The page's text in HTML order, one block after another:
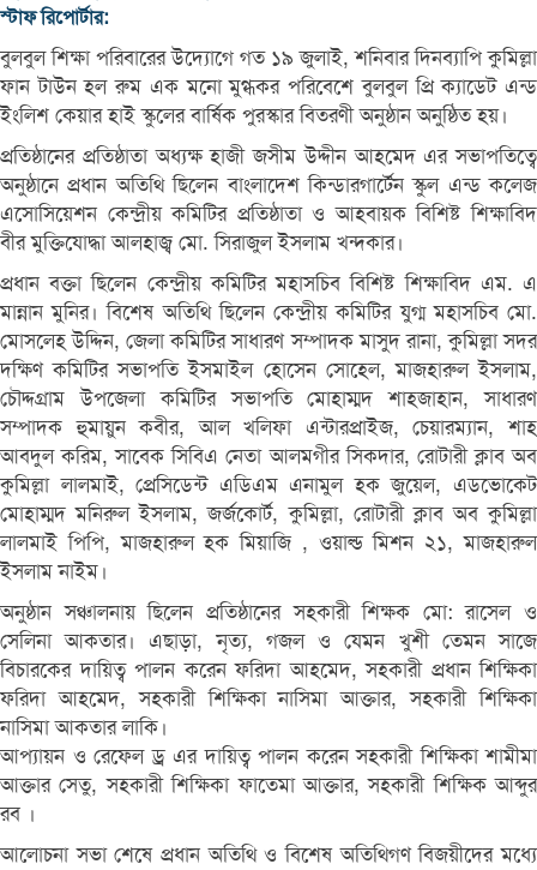
স্টাফ রিপোর্টার:
বুলবুল শিক্ষা পরিবারের উদ্যোগে গত ১৯ জুলাই, শনিবার দিনব্যাপি কুমিল্লা
ফান টাউন হল রুম এক মনো মুগ্ধকর পরিবেশে বুলবুল প্রি ক্যাডেট এন্ড
ইংলিশ কেয়ার হাই স্কুলের বার্ষিক পুরস্কার বিতরণী অনুষ্ঠান অনুষ্ঠিত হয়।
প্রতিষ্ঠানের প্রতিষ্ঠাতা অধ্যক্ষ হাজী জসীম উদ্দীন আহমেদ এর সভাপতিত্বে
অনুষ্ঠানে প্রধান অতিথি ছিলেন বাংলাদেশ কিন্ডারগার্টেন স্কুল এন্ড কলেজ
এসোসিয়েশন কেন্দ্রীয় কমিটির প্রতিষ্ঠাতা ও আহবায়ক বিশিষ্ট শিক্ষাবিদ
বীর মুক্তিযোদ্ধা আলহাজ্ব মো. সিরাজুল ইসলাম খন্দকার।
প্রধান বক্তা ছিলেন কেন্দ্রীয় কমিটির মহাসচিব বিশিষ্ট শিক্ষাবিদ এম. এ
মান্নান মুনির। বিশেষ অতিথি ছিলেন কেন্দ্রীয় কমিটির যুগ্ম মহাসচিব মো.
মোসলেহ উদ্দিন, জেলা কমিটির সাধারণ সম্পাদক মাসুদ রানা, কুমিল্লা সদর
দক্ষিণ কমিটির সভাপতি ইসমাইল হোসেন সোহেল, মাজহারুল ইসলাম,
চৌদ্দগ্রাম উপজেলা কমিটির সভাপতি মোহাম্মদ শাহজাহান, সাধারণ
সম্পাদক হুমায়ুন কবীর, আল খলিফা এন্টারপ্রাইজ, চেয়ারম্যান, শাহ
আবদুল করিম, সাবেক সিবিএ নেতা আলমগীর সিকদার, রোটারী ক্লাব অব
কুমিল্লা লালমাই, প্রেসিডেন্ট এডিএম এনামুল হক জুয়েল, এডভোকেট
মোহাম্মদ মনিরুল ইসলাম, জর্জকোর্ট, কুমিল্লা, রোটারী ক্লাব অব কুমিল্লা
লালমাই পিপি, মাজহারুল হক মিয়াজি , ওয়াল্ড মিশন ২১, মাজহারুল
ইসলাম নাইম।
অনুষ্ঠান সঞ্চালনায় ছিলেন প্রতিষ্ঠানের সহকারী শিক্ষক মো: রাসেল ও
সেলিনা আকতার। এছাড়া, নৃত্য, গজল ও যেমন খুশী তেমন সাজে
বিচারকের দায়িত্ব পালন করেন ফরিদা আহমেদ, সহকারী প্রধান শিক্ষিকা
ফরিদা আহমেদ, সহকারী শিক্ষিকা নাসিমা আক্তার, সহকারী শিক্ষিকা
নাসিমা আকতার লাকি।
আপ্যায়ন ও রেফেল ড্র এর দায়িত্ব পালন করেন সহকারী শিক্ষিকা শামীমা
আক্তার সেতু, সহকারী শিক্ষিকা ফাতেমা আক্তার, সহকারী শিক্ষিক আব্দুর
রব ।
আলোচনা সভা শেষে প্রধান অতিথি ও বিশেষ অতিথিগণ বিজয়ীদের মধ্যে